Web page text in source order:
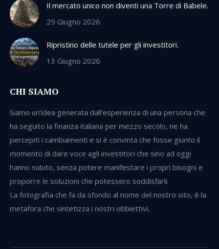
Il mercato unico non diventi una Torre di Babele.
29 Giugno 2026
Ripristino delle tutele per gli investitori.
13 Giugno 2026
CHI SIAMO
Siamo un’idea generata dall’esperienza di una persona che
ha seguito la finanza italiana per mezzo secolo, ne ha
percepiti i cambiamenti e si è convinta che fosse giunto il
momento di dare voce agli investitori che sino ad oggi
hanno subito, senza potere manifestare i propri bisogni e
proporre le soluzioni che potessero soddisfarli.
La fotografia che fa da sfondo al nome del nostro sito, è la
metafora che sintetizza i nostri obbiettivi.